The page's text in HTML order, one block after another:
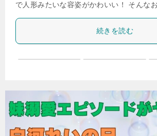
で人形みたいな容姿がかわいい！ そんな
続きを読む